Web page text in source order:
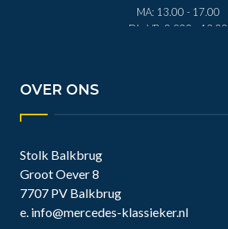
MA: 13.00 - 17.00
DI - VR: 0.900 - 12.00
OVER ONS
Stolk Balkbrug
Groot Oever 8
7707 PV Balkbrug
e. info@mercedes-klassieker.nl